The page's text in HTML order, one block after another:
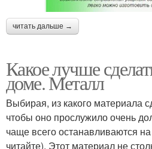
читать дальше →
Какое лучше
доме. Металл
Выбирая, из какого материала
чтобы оно прослужило очень
чаще всего останавливаются
читайте). Этот материал не